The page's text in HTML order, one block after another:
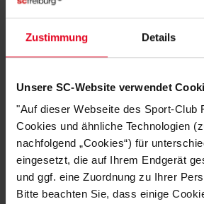
Zustimmung Details
Unsere SC-Website verwendet
"Auf dieser Webseite des Sport-Club
Cookies und ähnliche Technologien
nachfolgend „Cookies“) für
eingesetzt, die auf Ihrem Endgerät
und ggf. eine Zuordnung zu Ihrer
Bitte beachten Sie, dass einige
€ 84,95
inkl. MwSt. | zzgl. € 0,00 Versandkosten
UNSERE TOP